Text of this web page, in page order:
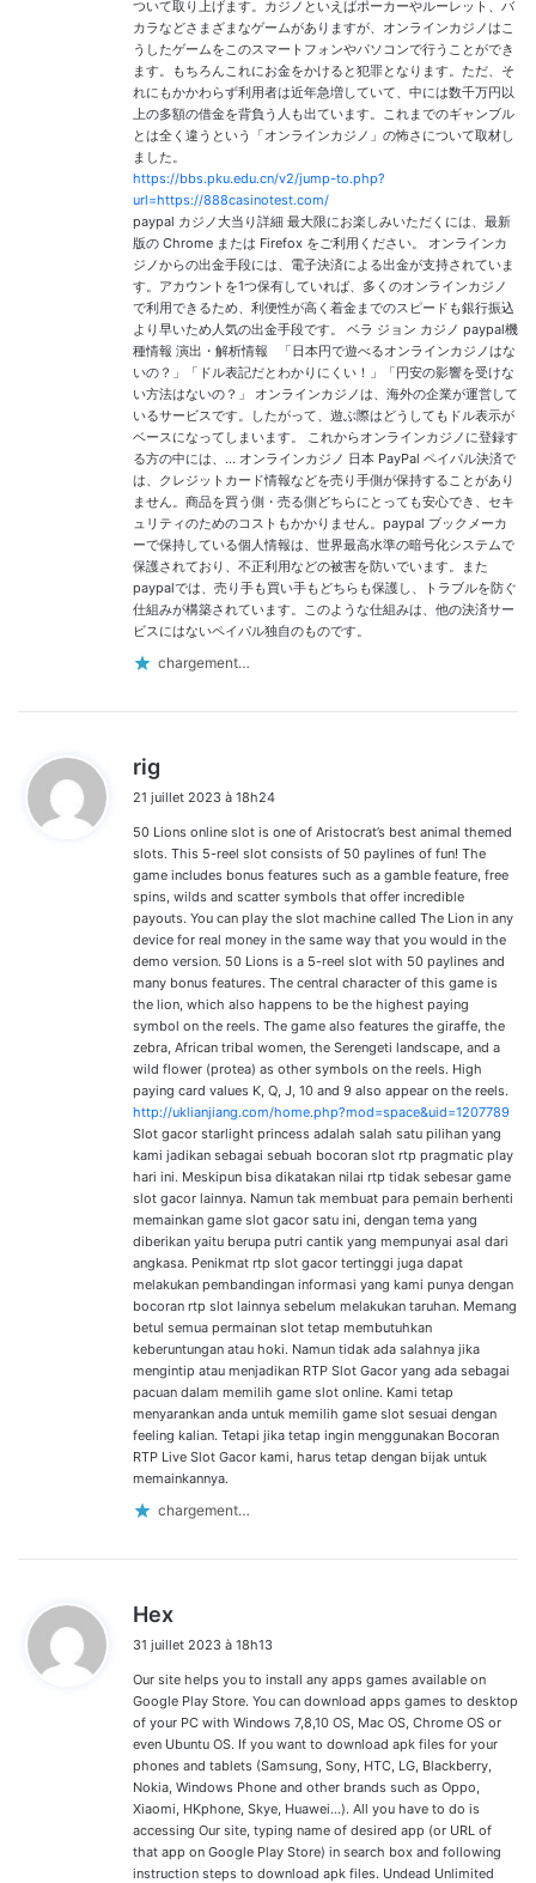
ついて取り上げます。カジノといえばポーカーやルーレット、バ
カラなどさまざまなゲームがありますが、オンラインカジノはこ
うしたゲームをこのスマートフォンやパソコンで行うことができ
ます。もちろんこれにお金をかけると犯罪となります。ただ、そ
れにもかかわらず利用者は近年急増していて、中には数千万円以
上の多額の借金を背負う人も出ています。これまでのギャンブル
とは全く違うという「オンラインカジノ」の怖さについて取材し
ました。
https://bbs.pku.edu.cn/v2/jump-to.php?
url=https://888casinotest.com/
paypal カジノ大当り詳細 最大限にお楽しみいただくには、最新
版の Chrome または Firefox をご利用ください。 オンラインカ
ジノからの出金手段には、電子決済による出金が支持されていま
す。アカウントを1つ保有していれば、多くのオンラインカジノ
で利用できるため、利便性が高く着金までのスピードも銀行振込
より早いため人気の出金手段です。 ベラ ジョン カジノ paypal機
種情報 演出・解析情報 「日本円で遊べるオンラインカジノはな
いの？」「ドル表記だとわかりにくい！」「円安の影響を受けな
い方法はないの？」 オンラインカジノは、海外の企業が運営して
いるサービスです。したがって、遊ぶ際はどうしてもドル表示が
ベースになってしまいます。 これからオンラインカジノに登録す
る方の中には、… オンラインカジノ 日本 PayPal ペイパル決済で
は、クレジットカード情報などを売り手側が保持することがあり
ません。商品を買う側・売る側どちらにとっても安心でき、セキ
ュリティのためのコストもかかりません。paypal ブックメーカ
ーで保持している個人情報は、世界最高水準の暗号化システムで
保護されており、不正利用などの被害を防いでいます。また
paypalでは、売り手も買い手もどちらも保護し、トラブルを防ぐ
仕組みが構築されています。このような仕組みは、他の決済サー
ビスにはないペイパル独自のものです。
chargement…
rig
t
:
21 juillet 2023 à 18h24
50 Lions online slot is one of Aristocrat’s best animal themed
slots. This 5-reel slot consists of 50 paylines of fun! The
game includes bonus features such as a gamble feature, free
spins, wilds and scatter symbols that offer incredible
payouts. You can play the slot machine called The Lion in any
device for real money in the same way that you would in the
demo version. 50 Lions is a 5-reel slot with 50 paylines and
many bonus features. The central character of this game is
the lion, which also happens to be the highest paying
symbol on the reels. The game also features the giraffe, the
zebra, African tribal women, the Serengeti landscape, and a
wild flower (protea) as other symbols on the reels. High
paying card values K, Q, J, 10 and 9 also appear on the reels.
http://uklianjiang.com/home.php?mod=space&uid=1207789
Slot gacor starlight princess adalah salah satu pilihan yang
kami jadikan sebagai sebuah bocoran slot rtp pragmatic play
hari ini. Meskipun bisa dikatakan nilai rtp tidak sebesar game
slot gacor lainnya. Namun tak membuat para pemain berhenti
memainkan game slot gacor satu ini, dengan tema yang
diberikan yaitu berupa putri cantik yang mempunyai asal dari
angkasa. Penikmat rtp slot gacor tertinggi juga dapat
melakukan pembandingan informasi yang kami punya dengan
bocoran rtp slot lainnya sebelum melakukan taruhan. Memang
betul semua permainan slot tetap membutuhkan
keberuntungan atau hoki. Namun tidak ada salahnya jika
mengintip atau menjadikan RTP Slot Gacor yang ada sebagai
pacuan dalam memilih game slot online. Kami tetap
menyarankan anda untuk memilih game slot sesuai dengan
feeling kalian. Tetapi jika tetap ingin menggunakan Bocoran
RTP Live Slot Gacor kami, harus tetap dengan bijak untuk
memainkannya.
chargement…
Hex
t
:
31 juillet 2023 à 18h13
Our site helps you to install any apps games available on
Google Play Store. You can download apps games to desktop
of your PC with Windows 7,8,10 OS, Mac OS, Chrome OS or
even Ubuntu OS. If you want to download apk files for your
phones and tablets (Samsung, Sony, HTC, LG, Blackberry,
Nokia, Windows Phone and other brands such as Oppo,
Xiaomi, HKphone, Skye, Huawei…). All you have to do is
accessing Our site, typing name of desired app (or URL of
that app on Google Play Store) in search box and following
instruction steps to download apk files. Undead Unlimited